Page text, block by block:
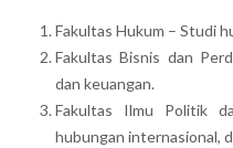
Fakultas Hukum – Studi
Fakultas Bisnis dan
dan keuangan.
Fakultas Ilmu Politik
hubungan internasional,